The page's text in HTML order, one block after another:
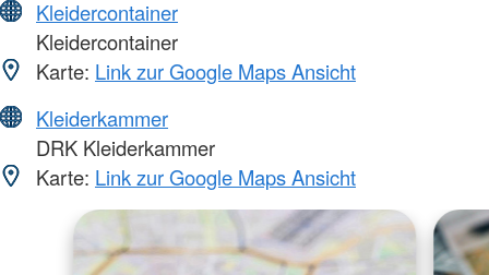
Kleidercontainer
Kleidercontainer
Karte: Link zur Google Maps Ansicht
Kleiderkammer
DRK Kleiderkammer
Karte: Link zur Google Maps Ansicht